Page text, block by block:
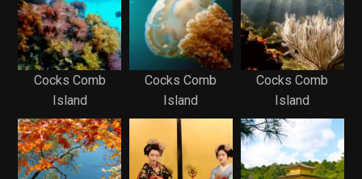
Cocks Comb
Island
Cocks Comb
Island
Cocks Comb
Island